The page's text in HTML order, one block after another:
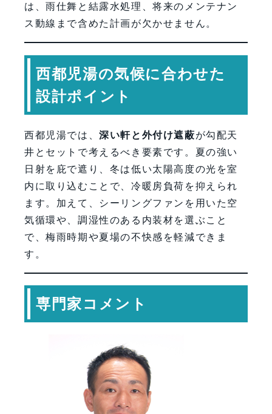
は、雨仕舞と結露水処理、将来のメンテナン
ス動線まで含めた計画が欠かせません。
西都児湯の気候に合わせた
設計ポイント
西都児湯では、深い軒と外付け遮蔽が勾配天
井とセットで考えるべき要素です。夏の強い
日射を庇で遮り、冬は低い太陽高度の光を室
内に取り込むことで、冷暖房負荷を抑えられ
ます。加えて、シーリングファンを用いた空
気循環や、調湿性のある内装材を選ぶこと
で、梅雨時期や夏場の不快感を軽減できま
す。
専門家コメント